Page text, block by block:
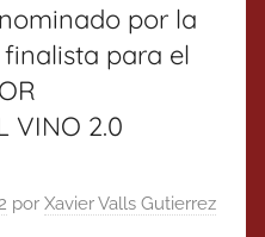
por la
finalista para el
VINO 2.0
por Xavier Valls Gutierrez